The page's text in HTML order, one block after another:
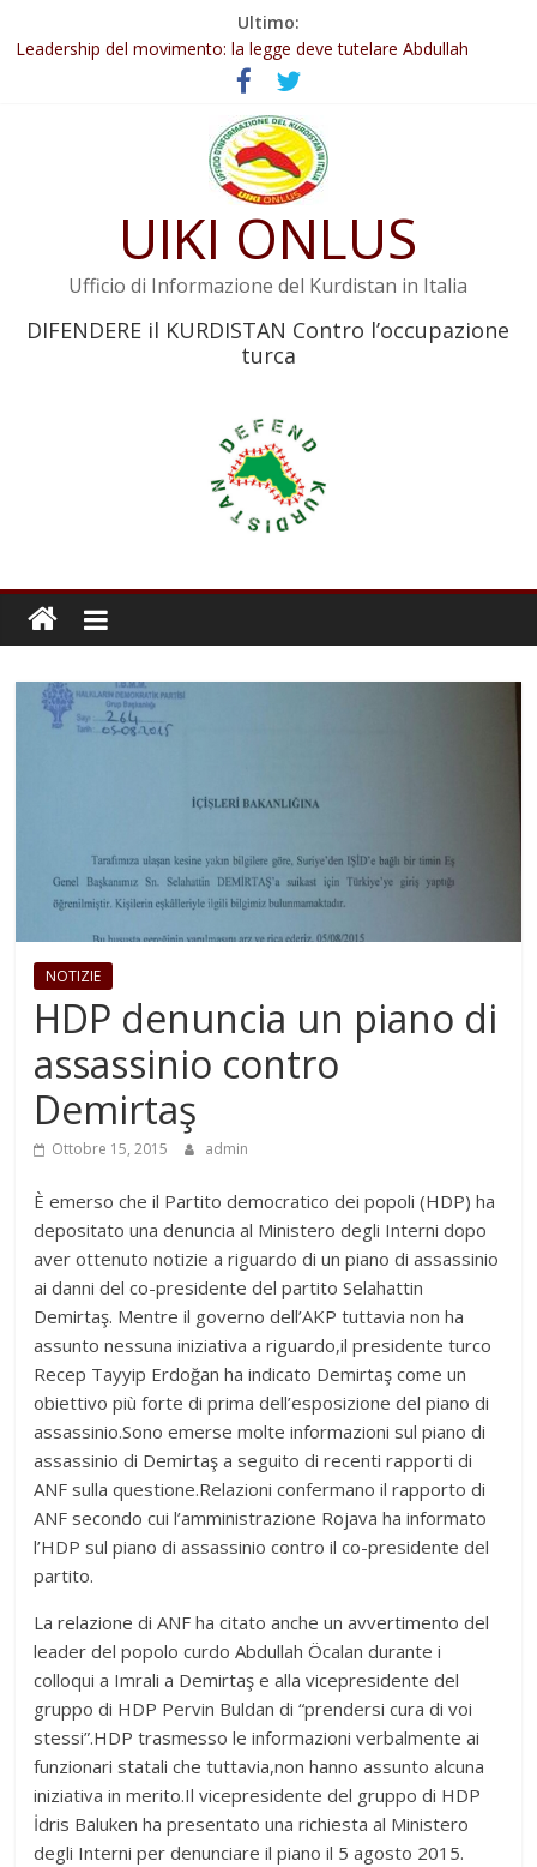
Ultimo:
Abdullah Öcalan: Le legge negativa deve essere trasformata in
legge positiva
Leadership del movimento: la legge deve tutelare Abdullah
Öcalan e l’intero movimento
Commissione donne del KNK: Şengal è di nuovo sotto minaccia
Non tenere conto della situazione di Rêber Apo ostacolerebbe
Il KNK chiede un’azione internazionale contro i crimini di guerra
UIKI ONLUS
Ufficio di Informazione del Kurdistan in Italia
DIFENDERE il KURDISTAN Contro l’occupazione
turca
NOTIZIE
HDP denuncia un piano di
assassinio contro
Demirtaş
Ottobre 15, 2015 admin
È emerso che il Partito democratico dei popoli (HDP) ha
depositato una denuncia al Ministero degli Interni dopo
aver ottenuto notizie a riguardo di un piano di assassinio
ai danni del co-presidente del partito Selahattin
Demirtaş. Mentre il governo dell’AKP tuttavia non ha
assunto nessuna iniziativa a riguardo,il presidente turco
Recep Tayyip Erdoğan ha indicato Demirtaş come un
obiettivo più forte di prima dell’esposizione del piano di
assassinio.Sono emerse molte informazioni sul piano di
assassinio di Demirtaş a seguito di recenti rapporti di
ANF sulla questione.Relazioni confermano il rapporto di
ANF secondo cui l’amministrazione Rojava ha informato
l’HDP sul piano di assassinio contro il co-presidente del
partito.
La relazione di ANF ha citato anche un avvertimento del
leader del popolo curdo Abdullah Öcalan durante i
colloqui a Imrali a Demirtaş e alla vicepresidente del
gruppo di HDP Pervin Buldan di “prendersi cura di voi
stessi”.HDP trasmesso le informazioni verbalmente ai
funzionari statali che tuttavia,non hanno assunto alcuna
iniziativa in merito.Il vicepresidente del gruppo di HDP
İdris Baluken ha presentato una richiesta al Ministero
degli Interni per denunciare il piano il 5 agosto 2015.